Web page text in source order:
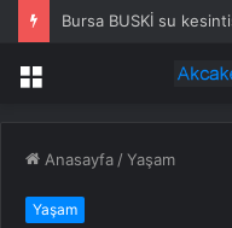
Menü
Anasayfa /Yaşam
Yaşam